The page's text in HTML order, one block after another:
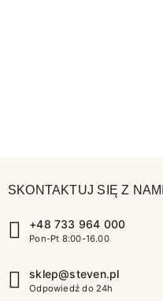
SKONTAKTUJ SIĘ Z NAMI
+48 733 964 000
Pon-Pt 8:00-16.00
sklep@steven.pl
Odpowiedź do 24h